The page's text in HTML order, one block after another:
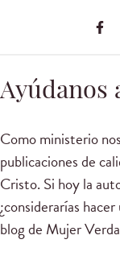
Ayúdanos
Como ministerio
publicaciones de
Cristo. Si hoy la
¿considerarías
blog de Mujer